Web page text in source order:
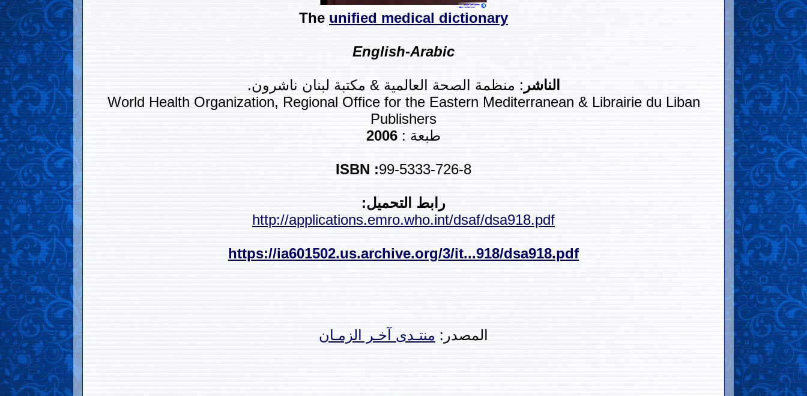
The unified medical dictionary
English-Arabic
الناشر : منظمة الصحة العالمية & مكتبة لبنان ناشرون.
World Health Organization, Regional Office for the Eastern Mediterranean & Librairie du Liban
Publishers
طبعة : 2006
ISBN :99-5333-726-8
رابط التحميل:
http://applications.emro.who.int/dsaf/dsa918.pdf
https://ia601502.us.archive.org/3/it...918/dsa918.pdf
المصدر: منتـدى آخـر الزمـان